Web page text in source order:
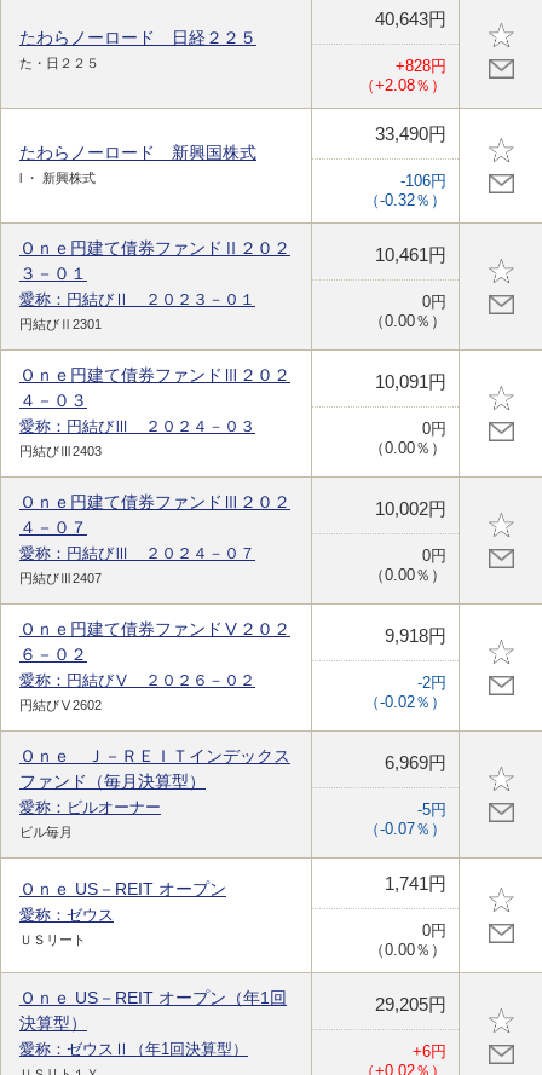
たわらノーロード 日経２２５
た・日２２５
40,643円
+828円
（+2.08％）
たわらノーロード 新興国株式
l ・ 新興株式
33,490円
-106円
（-0.32％）
Ｏｎｅ円建て債券ファンドⅡ２０２
３－０１
愛称：円結びⅡ ２０２３－０１
円結びⅡ2301
10,461円
0円
（0.00％）
Ｏｎｅ円建て債券ファンドⅢ２０２
４－０３
愛称：円結びⅢ ２０２４－０３
円結びⅢ2403
10,091円
0円
（0.00％）
Ｏｎｅ円建て債券ファンドⅢ２０２
４－０７
愛称：円結びⅢ ２０２４－０７
円結びⅢ2407
10,002円
0円
（0.00％）
Ｏｎｅ円建て債券ファンドⅤ２０２
６－０２
愛称：円結びⅤ ２０２６－０２
円結びⅤ2602
9,918円
-2円
（-0.02％）
Ｏｎｅ Ｊ－ＲＥＩＴインデックス
ファンド（毎月決算型）
愛称：ビルオーナー
ビル毎月
6,969円
-5円
（-0.07％）
Ｏｎｅ US－REIT オープン
愛称：ゼウス
ＵＳリート
1,741円
0円
（0.00％）
Ｏｎｅ US－REIT オープン（年1回
決算型）
愛称：ゼウスⅡ（年1回決算型）
29,205円
+6円
（+0.02％）